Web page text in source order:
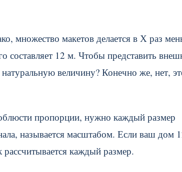
множество макетов делается в Х раз
составляет 12 м. Чтобы представить
величину? Конечно же, нет,
пропорции, нужно каждый размер
называется масштабом. Если ваш дом
каждый размер.